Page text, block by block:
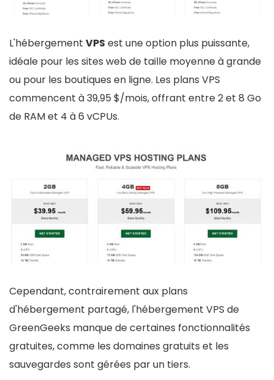
L'hébergement VPS est une option plus puissante,
idéale pour les sites web de taille moyenne à grande
ou pour les boutiques en ligne. Les plans VPS
commencent à 39,95 $/mois, offrant entre 2 et 8 Go
de RAM et 4 à 6 vCPUs.
Cependant, contrairement aux plans
d'hébergement partagé, l'hébergement VPS de
GreenGeeks manque de certaines fonctionnalités
gratuites, comme les domaines gratuits et les
sauvegardes sont gérées par un tiers.